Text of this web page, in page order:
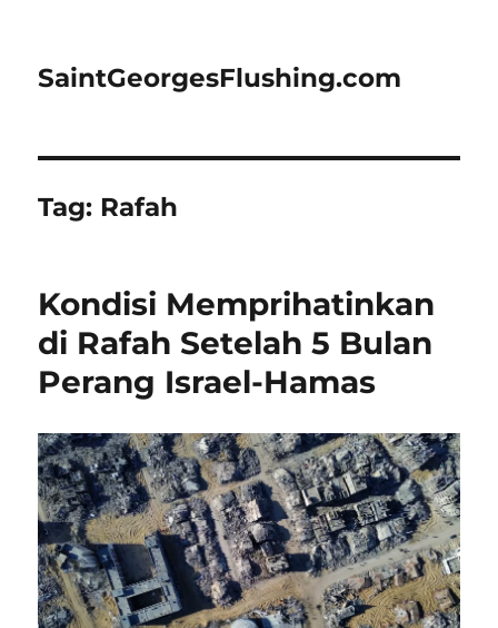
SaintGeorgesFlushing.com
Tag: Rafah
Kondisi Memprihatinkan
di Rafah Setelah 5 Bulan
Perang Israel-Hamas